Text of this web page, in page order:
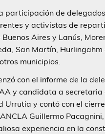
participación de
y activistas de
Aires y Lanús,
San Martín, Hurlingahm
municipios.
con el informe de la
y candidata a secretaria
Urrutia y contó con el
Guillermo Pacagnini,
experiencia en la